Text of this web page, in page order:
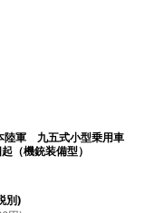
軍 九五式小型乗用車
（機銃装備型）
別)